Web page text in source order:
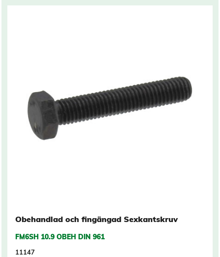
Obehandlad och fingängad Sexkantskruv
FM6SH 10.9 OBEH DIN 961
11147